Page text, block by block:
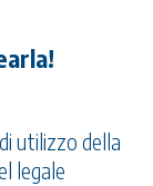
utilizzo della
legale